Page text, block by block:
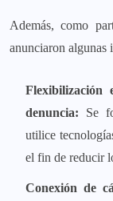
Además, como
anunciaron algunas
Flexibilización
denuncia: Se
utilice
el fin de reducir
Conexión de